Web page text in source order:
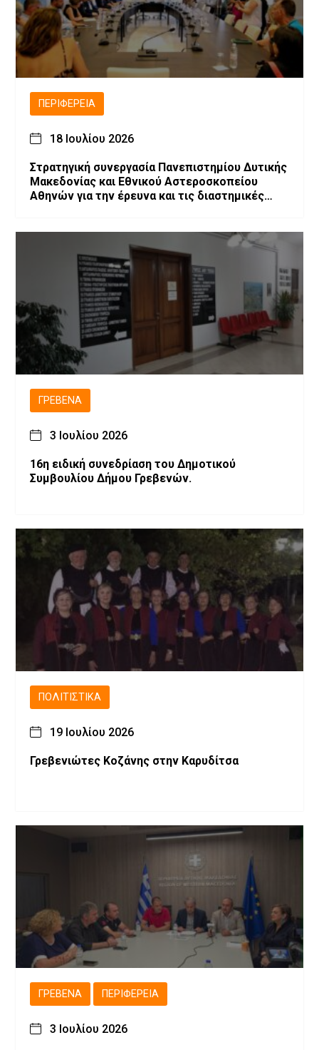
ΠΕΡΙΦΈΡΕΙΑ
18 Ιουλίου 2026
Στρατηγική συνεργασία Πανεπιστημίου Δυτικής
Μακεδονίας και Εθνικού Αστεροσκοπείου
Αθηνών για την έρευνα και τις διαστημικές
ΓΡΕΒΕΝΆ
3 Ιουλίου 2026
16η ειδική συνεδρίαση του Δημοτικού
Συμβουλίου Δήμου Γρεβενών.
ΠΟΛΙΤΙΣΤΙΚΆ
19 Ιουλίου 2026
Γρεβενιώτες Κοζάνης στην Καρυδίτσα
ΓΡΕΒΕΝΆ ΠΕΡΙΦΈΡΕΙΑ
3 Ιουλίου 2026